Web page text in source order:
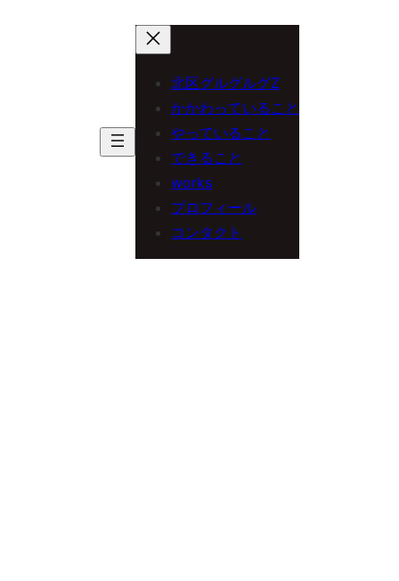
北区グルグルグZ
かかわっていること
やっていること
できること
works
プロフィール
コンタクト